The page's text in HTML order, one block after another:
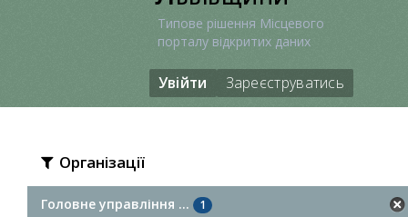
Типове рішення Місцевого
порталу відкритих даних
Увійти Зареєструватись
Організації
Головне управління ... 1